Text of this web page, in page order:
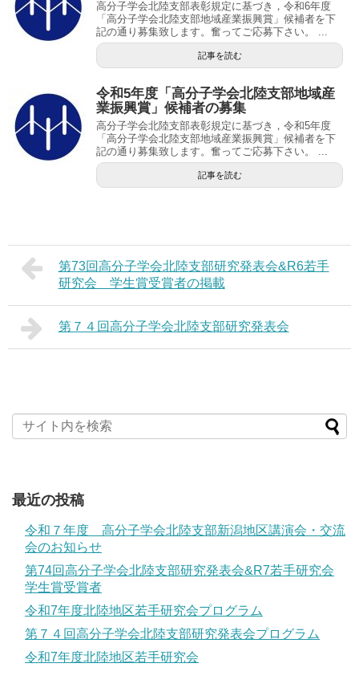
高分子学会北陸支部表彰規定に基づき，令和6年度
「高分子学会北陸支部地域産業振興賞」候補者を下
記の通り募集致します。奮ってご応募下さい。 ...
記事を読む
令和5年度「高分子学会北陸支部地域産
業振興賞」候補者の募集
高分子学会北陸支部表彰規定に基づき，令和5年度
「高分子学会北陸支部地域産業振興賞」候補者を下
記の通り募集致します。奮ってご応募下さい。 ...
記事を読む
第73回高分子学会北陸支部研究発表会&R6若手
研究会 学生賞受賞者の掲載
第７４回高分子学会北陸支部研究発表会
最近の投稿
令和７年度 高分子学会北陸支部新潟地区講演会・交流
会のお知らせ
第74回高分子学会北陸支部研究発表会&R7若手研究会
学生賞受賞者
令和7年度北陸地区若手研究会プログラム
第７４回高分子学会北陸支部研究発表会プログラム
令和7年度北陸地区若手研究会